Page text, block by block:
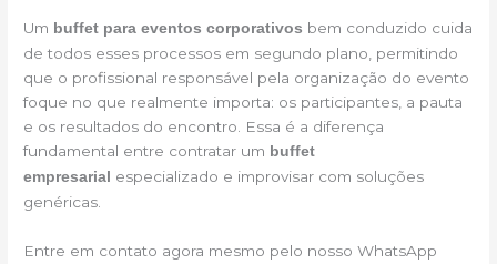
Um buffet para eventos corporativos bem conduzido cuida
de todos esses processos em segundo plano, permitindo
que o profissional responsável pela organização do evento
foque no que realmente importa: os participantes, a pauta
e os resultados do encontro. Essa é a diferença
fundamental entre contratar um buffet
empresarial especializado e improvisar com soluções
genéricas.
Entre em contato agora mesmo pelo nosso WhatsApp